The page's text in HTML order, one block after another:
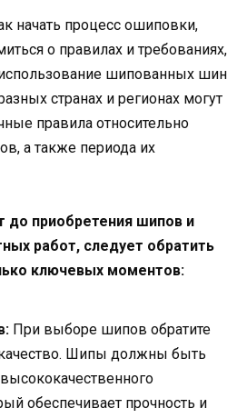
начать процесс ошиповки,
о правилах и требованиях,
шипованных шин
странах и регионах могут
правила относительно
а также периода их
до приобретения шипов и
работ, следует обратить
ключевых моментов:
При выборе шипов обратите
Шипы должны быть
обеспечивает прочность и